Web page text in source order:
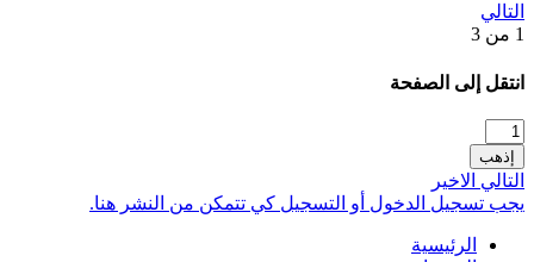
التالي
1 من 3
انتقل إلى الصفحة
إذهب
التالي الاخير
يجب تسجيل الدخول أو التسجيل كي تتمكن من النشر هنا.
الرئيسية